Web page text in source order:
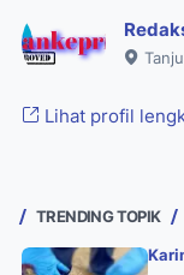
Lihat profil
TRENDING TOPIK